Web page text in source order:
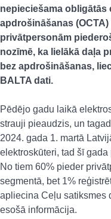
nepieciešama
apdrošināšanas
privātpersonām
nozīmē, ka lielākā daļa
bez apdrošināšanas,
BALTA dati.
Pēdējo gadu laikā
strauji pieaudzis, un
2024. gada 1. martā
elektroskūteri, tad šī
No tiem 60% pieder
segmentā, bet 1%
apliecina Ceļu satiksmes
esošā informācija.